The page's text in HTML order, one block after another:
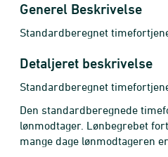
Generel Beskrivelse
Standardberegnet
Detaljeret beskrivelse
Standardberegnet
Den standardberegnede
lønmodtager. Lønbegrebet
mange dage lønmodtageren